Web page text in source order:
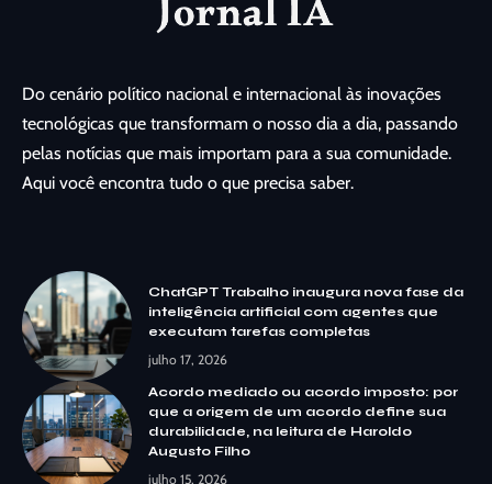
Do cenário político nacional e internacional às inovações
tecnológicas que transformam o nosso dia a dia, passando
pelas notícias que mais importam para a sua comunidade.
Aqui você encontra tudo o que precisa saber.
ChatGPT Trabalho inaugura nova fase da
inteligência artificial com agentes que
executam tarefas completas
julho 17, 2026
Acordo mediado ou acordo imposto: por
que a origem de um acordo define sua
durabilidade, na leitura de Haroldo
Augusto Filho
julho 15, 2026